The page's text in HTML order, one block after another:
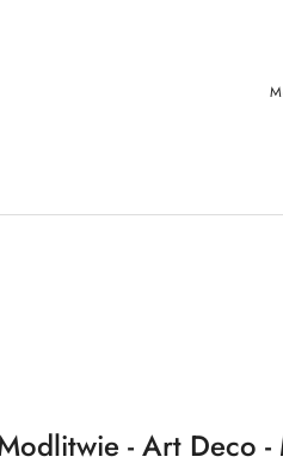
- Art Deco -